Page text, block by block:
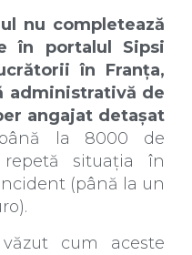
nu completează
în portalul Sipsi
în Franța,
administrativă de
angajat detașat
la 8000 de
situația în
(până la un
cum aceste